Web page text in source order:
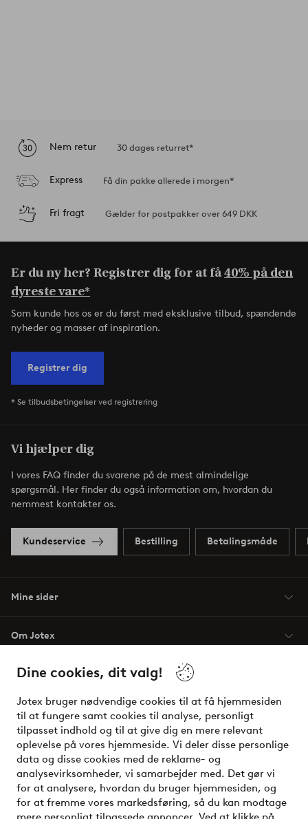
Dine cookies, dit valg!
Jotex bruger nødvendige cookies til at få hjemmesiden
til at fungere samt cookies til analyse, personligt
tilpasset indhold og til at give dig en mere relevant
oplevelse på vores hjemmeside. Vi deler disse personlige
data og disse cookies med de reklame- og
analysevirksomheder, vi samarbejder med. Det gør vi
for at analysere, hvordan du bruger hjemmesiden, og
for at fremme vores markedsføring, så du kan modtage
Nem retur 30 dages returret*
Express Få din pakke allerede i morgen*
Fri fragt Gælder for postpakker over 649 DKK
Er du ny her? Registrer dig for at få40% på den
dyreste vare*
Som kunde hos os er du først med eksklusive tilbud, spændende
nyheder og masser af inspiration.
Registrer dig
* Se tilbudsbetingelser ved registrering
Vi hjælper dig
I vores FAQ finder du svarene på de mest almindelige
spørgsmål. Her finder du også information om, hvordan du
nemmest kontakter os.
Kundeservice Bestilling Betalingsmåde
Mine sider
Om Jotex
Vilkår
Venner
Sikre betalinger - betal nu eller del op
Vil du vide mere om vores betalingsmuligheder?
elpy